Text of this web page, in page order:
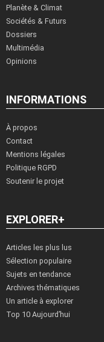
Planète & Climat
Sociétés & Futurs
Dossiers
Multimédia
Opinions
INFORMATIONS
À propos
Contact
Mentions légales
Politique RGPD
Soutenir le projet
EXPLORER+
Articles les plus lus
Sélection populaire
Sujets en tendance
Archives thématiques
Un article à explorer
Top 10 Aujourd’hui